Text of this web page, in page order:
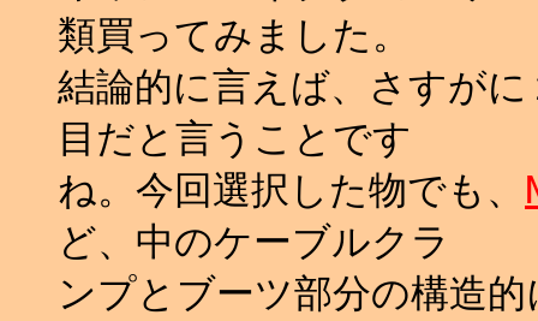
類買ってみました。
結論的に言えば、さすが
目だと言うことです
ね。今回選択した物でも、
ど、中のケーブルクラ
ンプとブーツ部分の構造